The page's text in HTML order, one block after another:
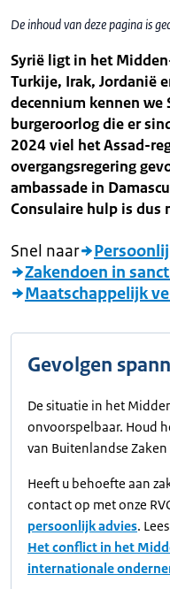
De inhoud van deze pagina is
Syrië ligt in het
Turkije, Irak, Jordanië
decennium kennen we
burgeroorlog die er
2024 viel het Assad-
overgangsregering
ambassade in
Consulaire hulp is dus
Snel naar
Zakendoen in
Maatschappelijk
Gevolgen
De situatie in het
onvoorspelbaar. Houd
van Buitenlandse
Heeft u behoefte aan
contact op met onze
persoonlijk advies.
Het conflict in het
internationale